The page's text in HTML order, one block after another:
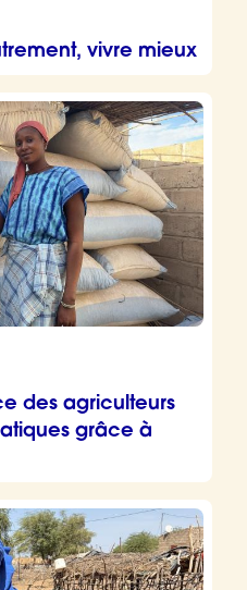
vivre mieux
des agriculteurs
grâce à